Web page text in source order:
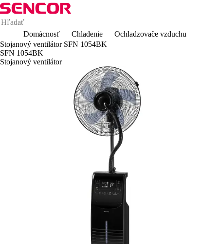
Domácnosť Chladenie
Ochladzovače vzduchu
Stojanový ventilátor SFN 1054BK
SFN 1054BK
Stojanový ventilátor